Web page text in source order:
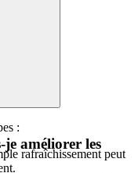
:
rafraîchissement peut
améliorer les